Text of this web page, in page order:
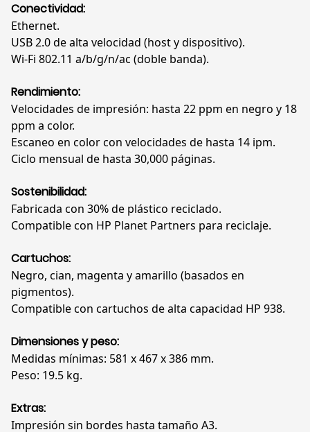
Conectividad:
Ethernet.
USB 2.0 de alta velocidad (host y dispositivo).
Wi-Fi 802.11 a/b/g/n/ac (doble banda).
Rendimiento:
Velocidades de impresión: hasta 22 ppm en negro y 18
ppm a color.
Escaneo en color con velocidades de hasta 14 ipm.
Ciclo mensual de hasta 30,000 páginas.
Sostenibilidad:
Fabricada con 30% de plástico reciclado.
Compatible con HP Planet Partners para reciclaje.
Cartuchos:
Negro, cian, magenta y amarillo (basados en
pigmentos).
Compatible con cartuchos de alta capacidad HP 938.
Dimensiones y peso:
Medidas mínimas: 581 x 467 x 386 mm.
Peso: 19.5 kg.
Extras:
Impresión sin bordes hasta tamaño A3.